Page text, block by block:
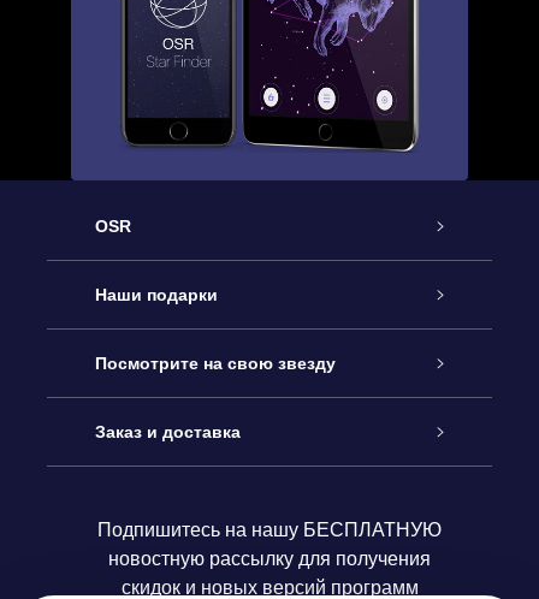
OSR
Обслуживание
Как с нами связаться
Блог
Отзывы
Наши подарки
Онлайн подарок Online Star Gift
Подарочный набор OSR
Подарочная карта OSR
Посмотрите на свою звезду
Звездный реестр
Персонализированная страница Star Page
Заказ и доставка
Платежная информация
Подпишитесь на нашу БЕСПЛАТНУЮ
новостную рассылку для получения
скидок и новых версий программ